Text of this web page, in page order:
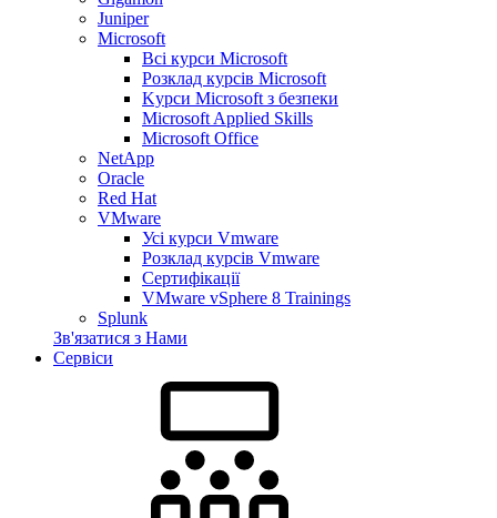
Juniper
Microsoft
Всі курси Microsoft
Розклад курсів Microsoft
Kyрси Microsoft з безпеки
Microsoft Applied Skills
Microsoft Office
NetApp
Oracle
Red Hat
VMware
Усі курси Vmware
Розклад курсів Vmware
Сертифікації
VMware vSphere 8 Trainings
Splunk
Зв'язатися з Нами
Сервіси